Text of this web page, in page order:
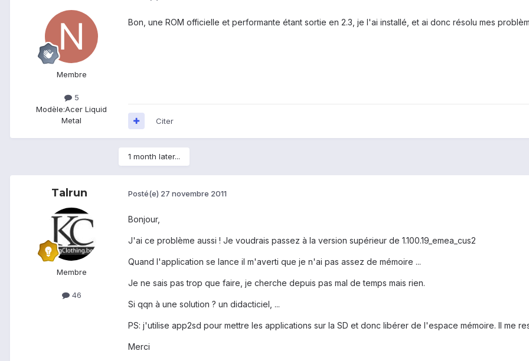
Membre
5
Modèle:Acer Liquid
Metal
Bon, une ROM officielle et performante étant sortie en 2.3, je l'ai installé, et ai donc résolu mes
Citer
1 month later...
Talrun
Membre
46
Posté(e) 27 novembre 2011
Bonjour,
J'ai ce problème aussi ! Je voudrais passez à la version supérieur de 1.100.19_emea_cus2
Quand l'application se lance il m'averti que je n'ai pas assez de mémoire ...
Je ne sais pas trop que faire, je cherche depuis pas mal de temps mais rien.
Si qqn à une solution ? un didacticiel, ...
PS: j'utilise app2sd pour mettre les applications sur la SD et donc libérer de l'espace mémoire. Il me
Merci